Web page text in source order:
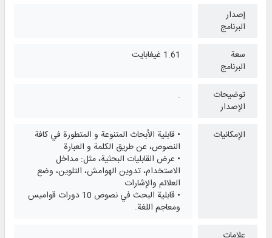
إصدار
البرنامج
سعة
البرنامج
1.61 غيغابايت
توضيحات
الإصدار
.
الإمكانيات
• قابلية الأبحاث المتنوعة و المتطورة في كافة
النصوص، عن طريق الكلمة و العبارة
• عرض القابليات البحثية، مثل: مداخل
الاستخدام، تدوين الهوامش، التلوين، وضع
العلائم والإشارات
• قابلية البحث في نصوص 10 دورات قواميس
ومعاجم اللغة.